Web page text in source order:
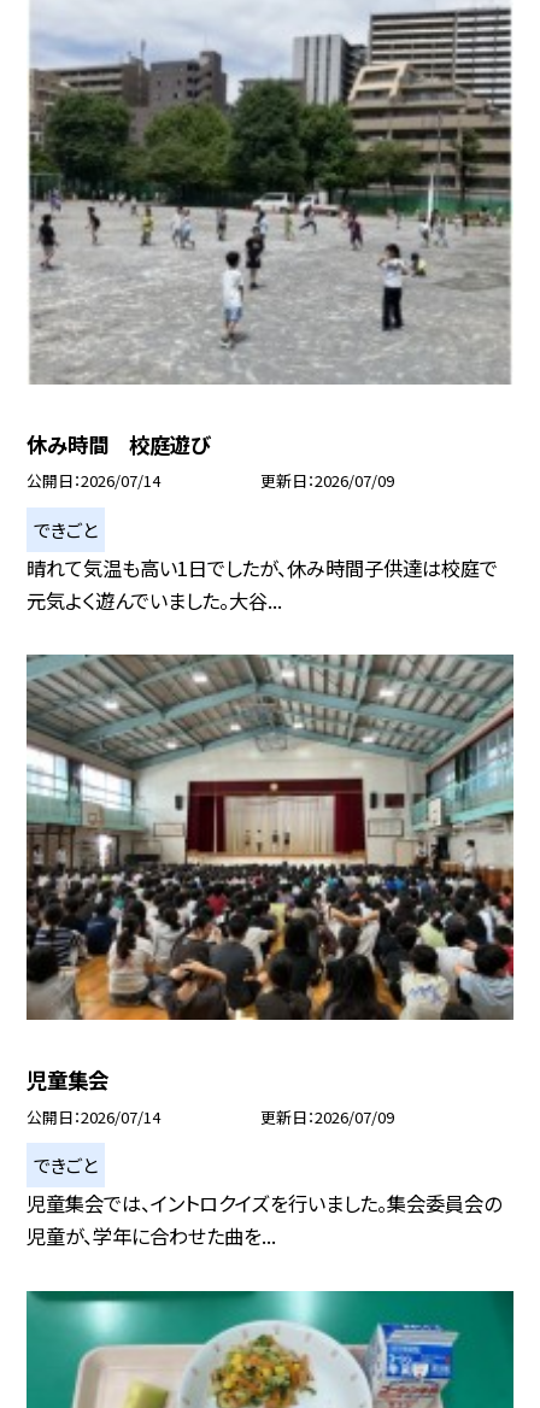
休み時間 校庭遊び
公開日 2026/07/14 更新日 2026/07/09
できごと
晴れて気温も高い1日でしたが、休み時間子供達は校庭で
元気よく遊んでいました。大谷...
児童集会
公開日 2026/07/14 更新日 2026/07/09
できごと
児童集会では、イントロクイズを行いました。集会委員会の
児童が、学年に合わせた曲を...